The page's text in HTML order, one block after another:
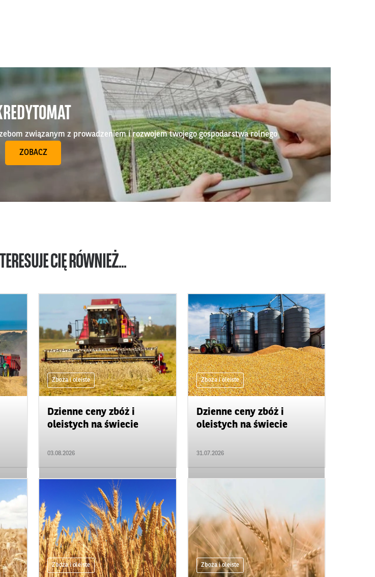
związanym z prowadzeniem i rozwojem twojego gospodarstwa rolnego
ZOBACZ
CIĘ RÓWNIEŻ...
Zboża i oleiste
Dzienne ceny zbóż i
oleistych na świecie
03.08.2026
Zboża i oleiste
Dzienne ceny zbóż i
oleistych na świecie
31.07.2026
Zboża i oleiste Zboża i oleiste